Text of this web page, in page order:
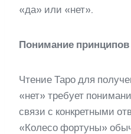
«да» или «нет».
Понимание принципов
Чтение Таро для
«нет» требует
связи с конкретными
«Колесо фортуны»